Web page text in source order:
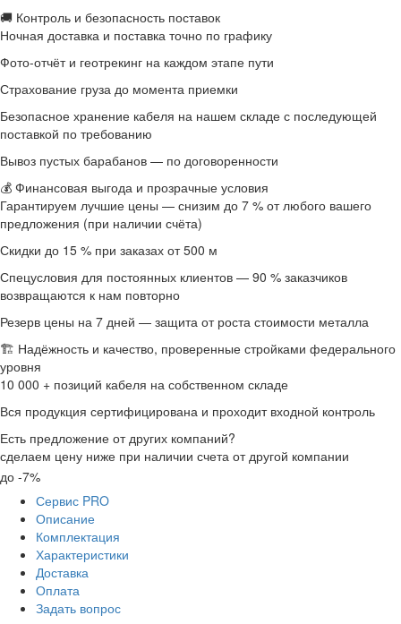
🚚 Контроль и безопасность поставок
Ночная доставка и поставка точно по графику
Фото-отчёт и геотрекинг на каждом этапе пути
Страхование груза до момента приемки
Безопасное хранение кабеля на нашем складе с последующей
поставкой по требованию
Вывоз пустых барабанов — по договоренности
💰 Финансовая выгода и прозрачные условия
Гарантируем лучшие цены — снизим до 7 % от любого вашего
предложения (при наличии счёта)
Скидки до 15 % при заказах от 500 м
Спецусловия для постоянных клиентов — 90 % заказчиков
возвращаются к нам повторно
Резерв цены на 7 дней — защита от роста стоимости металла
🏗 Надёжность и качество, проверенные стройками федерального
уровня
10 000 + позиций кабеля на собственном складе
Вся продукция сертифицирована и проходит входной контроль
Есть предложение от других компаний?
сделаем цену ниже при наличии счета от другой компании
до -7%
Сервис PRO
Описание
Комплектация
Характеристики
Доставка
Оплата
Задать вопрос